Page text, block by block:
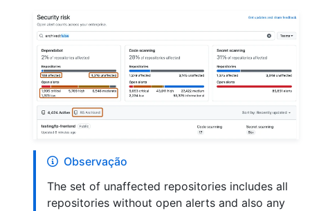
Observação
The set of unaffected repositories includes all
repositories without open alerts and also any